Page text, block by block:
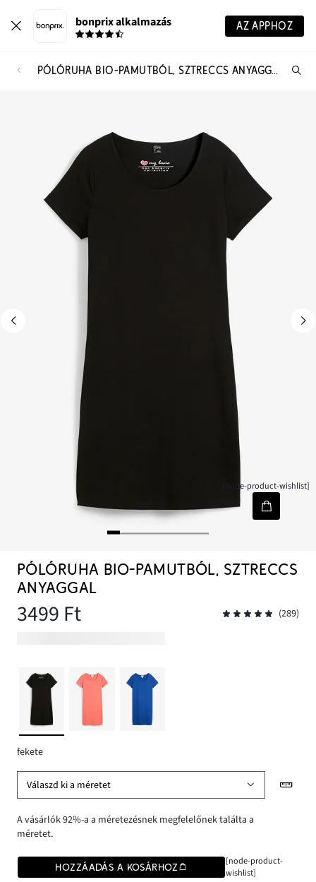
bonprix alkalmazás AZ APPHOZ
PÓLÓRUHA BIO-PAMUTBÓL, SZTRECCS ANYAGGAL
[node-product-wishlist]
PÓLÓRUHA BIO-PAMUTBÓL, SZTRECCS
ANYAGGAL
3499 Ft (289)
fekete
Válaszd ki a méretet
A vásárlók 92%-a a méretezésnek megfelelőnek találta a
méretet.
HOZZÁADÁS A KOSÁRHOZ
[node-product-
wishlist]